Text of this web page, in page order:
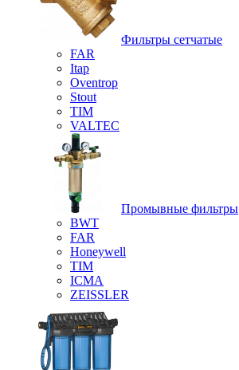
Фильтры сетчатые
FAR
Itap
Oventrop
Stout
TIM
VALTEC
Промывные фильтры
BWT
FAR
Honeywell
TIM
ICMA
ZEISSLER